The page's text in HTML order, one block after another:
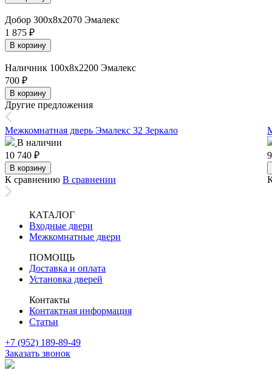
Добор 300х8х2070 Эмалекс
1 875 ₽
В корзину
Наличник 100х8х2200 Эмалекс
700 ₽
В корзину
Другие предложения
Межкомнатная дверь Эмалекс 32 Зеркало
В наличии
10 740 ₽
В корзину
К сравнению В сравнении
КАТАЛОГ
Входные двери
Межкомнатные двери
ПОМОЩЬ
Доставка и оплата
Установка дверей
Контакты
Контактная информация
Статьи
+7 (952) 189-89-49
Заказать звонок